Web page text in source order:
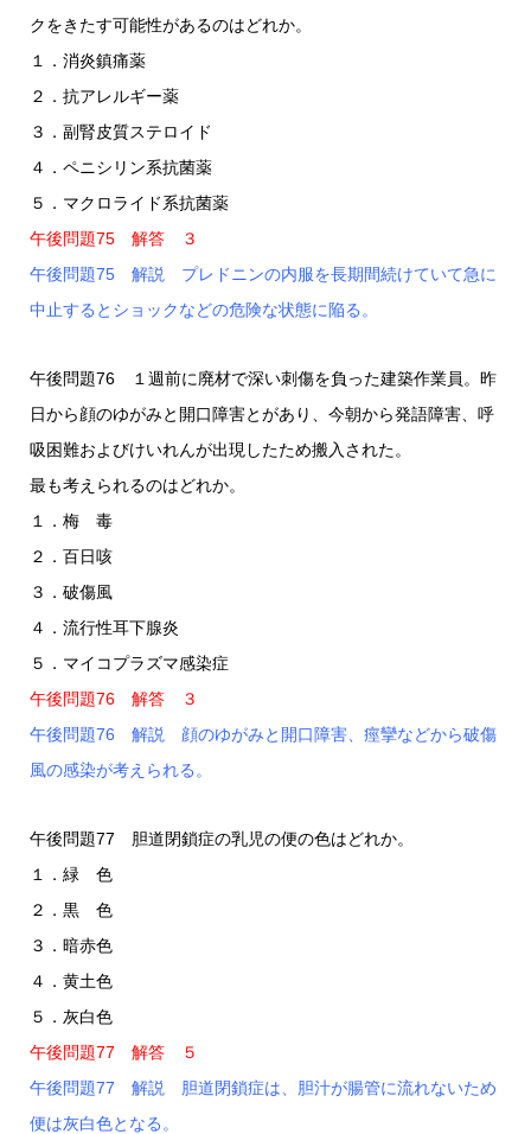
クをきたす可能性があるのはどれか。
１．消炎鎮痛薬
２．抗アレルギー薬
３．副腎皮質ステロイド
４．ペニシリン系抗菌薬
５．マクロライド系抗菌薬
午後問題75 解答 ３
午後問題75 解説 プレドニンの内服を長期間続けていて急に
中止するとショックなどの危険な状態に陥る。
午後問題76 １週前に廃材で深い刺傷を負った建築作業員。昨
日から顔のゆがみと開口障害とがあり、今朝から発語障害、呼
吸困難およびけいれんが出現したため搬入された。
最も考えられるのはどれか。
１．梅 毒
２．百日咳
３．破傷風
４．流行性耳下腺炎
５．マイコプラズマ感染症
午後問題76 解答 ３
午後問題76 解説 顔のゆがみと開口障害、痙攣などから破傷
風の感染が考えられる。
午後問題77 胆道閉鎖症の乳児の便の色はどれか。
１．緑 色
２．黒 色
３．暗赤色
４．黄土色
５．灰白色
午後問題77 解答 ５
午後問題77 解説 胆道閉鎖症は、胆汁が腸管に流れないため
便は灰白色となる。